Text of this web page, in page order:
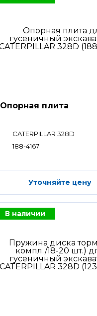
Опорная плита
CATERPILLAR 328D
188-4167
Уточняйте цену
В наличии